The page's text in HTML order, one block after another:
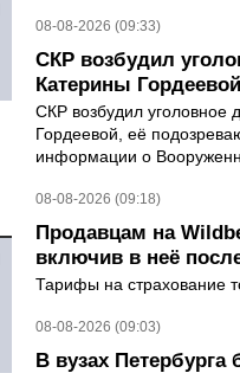
08-08-2026 (09:33)
СКР возбудил
Катерины Гордеевой
СКР возбудил уголовное
Гордеевой, её
информации о
08-08-2026 (09:18)
Продавцам на
включив в неё
Тарифы на страхование
08-08-2026 (09:03)
В вузах